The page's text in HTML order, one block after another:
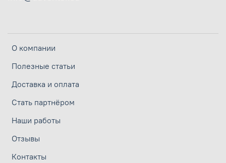
О компании
Полезные статьи
Доставка и оплата
Стать партнёром
Наши работы
Отзывы
Контакты